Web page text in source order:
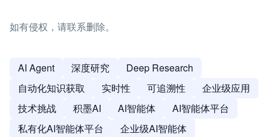
如有侵权，请联系删除。
AI Agent 深度研究
Deep Research
自动化知识获取
实时性 可追溯性
企业级应用
技术挑战
积墨AI AI智能体
AI智能体平台
私有化AI智能体平台
企业级AI智能体